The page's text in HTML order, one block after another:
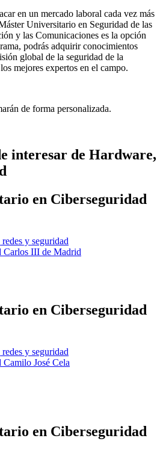
en un mercado laboral cada vez más
Universitario en Seguridad de las
y las Comunicaciones es la opción
podrás adquirir conocimientos
global de la seguridad de la
mejores expertos en el campo.
de forma personalizada.
interesar de Hardware,
en Ciberseguridad
y seguridad
Carlos III de Madrid
en Ciberseguridad
y seguridad
José Cela
en Ciberseguridad